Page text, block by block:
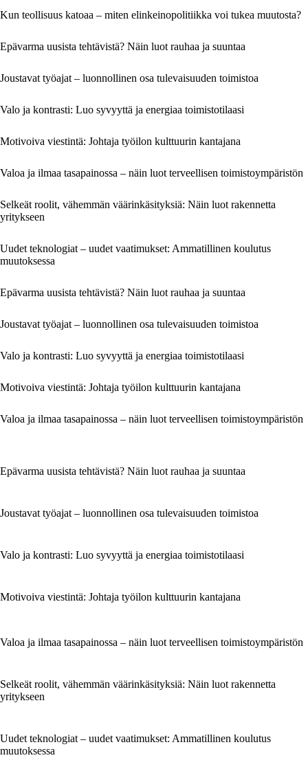
Kun teollisuus katoaa – miten elinkeinopolitiikka voi tukea muutosta?
Epävarma uusista tehtävistä? Näin luot rauhaa ja suuntaa
Joustavat työajat – luonnollinen osa tulevaisuuden toimistoa
Valo ja kontrasti: Luo syvyyttä ja energiaa toimistotilaasi
Motivoiva viestintä: Johtaja työilon kulttuurin kantajana
Valoa ja ilmaa tasapainossa – näin luot terveellisen toimistoympäristön
Selkeät roolit, vähemmän väärinkäsityksiä: Näin luot rakennetta
yritykseen
Uudet teknologiat – uudet vaatimukset: Ammatillinen koulutus
muutoksessa
Epävarma uusista tehtävistä? Näin luot rauhaa ja suuntaa
Joustavat työajat – luonnollinen osa tulevaisuuden toimistoa
Valo ja kontrasti: Luo syvyyttä ja energiaa toimistotilaasi
Motivoiva viestintä: Johtaja työilon kulttuurin kantajana
Valoa ja ilmaa tasapainossa – näin luot terveellisen toimistoympäristön
Epävarma uusista tehtävistä? Näin luot rauhaa ja suuntaa
Joustavat työajat – luonnollinen osa tulevaisuuden toimistoa
Valo ja kontrasti: Luo syvyyttä ja energiaa toimistotilaasi
Motivoiva viestintä: Johtaja työilon kulttuurin kantajana
Valoa ja ilmaa tasapainossa – näin luot terveellisen toimistoympäristön
Selkeät roolit, vähemmän väärinkäsityksiä: Näin luot rakennetta
yritykseen
Uudet teknologiat – uudet vaatimukset: Ammatillinen koulutus
muutoksessa